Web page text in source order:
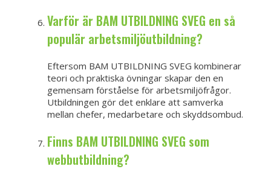
Varför är BAM UTBILDNING SVEG en så
populär arbetsmiljöutbildning?
Eftersom BAM UTBILDNING SVEG kombinerar
teori och praktiska övningar skapar den en
gemensam förståelse för arbetsmiljöfrågor.
Utbildningen gör det enklare att samverka
mellan chefer, medarbetare och skyddsombud.
Finns BAM UTBILDNING SVEG som
webbutbildning?